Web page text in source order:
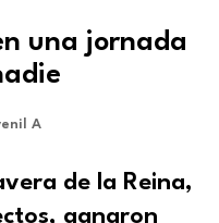
una jornada
A
de la Reina,
ganaron